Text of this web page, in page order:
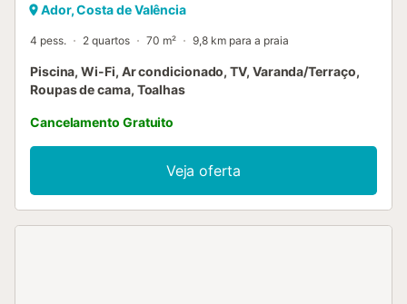
Ador, Costa de Valência
4 pess. 2 quartos 70 m² 9,8 km para a praia
Piscina, Wi-Fi, Ar condicionado, TV, Varanda/Terraço,
Roupas de cama, Toalhas
Cancelamento Gratuito
Veja oferta